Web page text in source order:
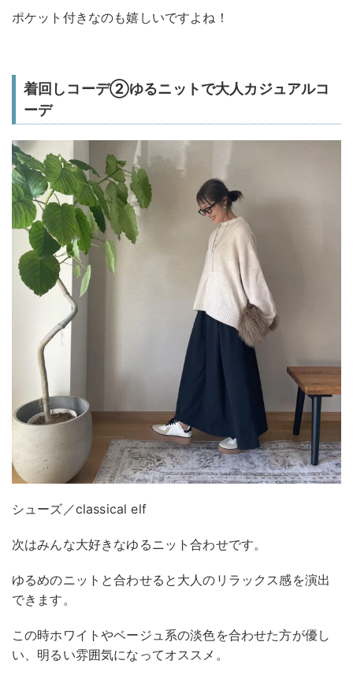
ポケット付きなのも嬉しいですよね！
着回しコーデ②ゆるニットで大人カジュアルコ
ーデ
シューズ／classical elf
次はみんな大好きなゆるニット合わせです。
ゆるめのニットと合わせると大人のリラックス感を演出
できます。
この時ホワイトやベージュ系の淡色を合わせた方が優し
い、明るい雰囲気になってオススメ。